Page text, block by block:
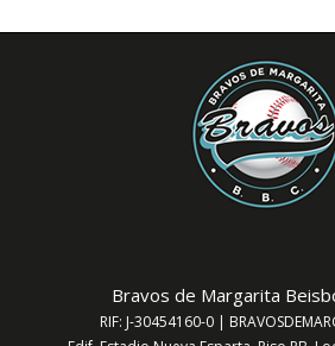
Bravos de Margarita
RIF: J-30454160-0 |